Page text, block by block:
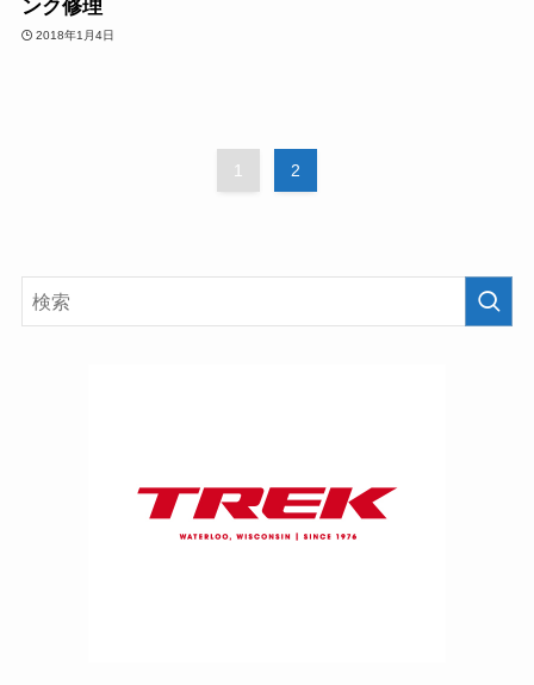
ンク修理
2018年1月4日
1 2